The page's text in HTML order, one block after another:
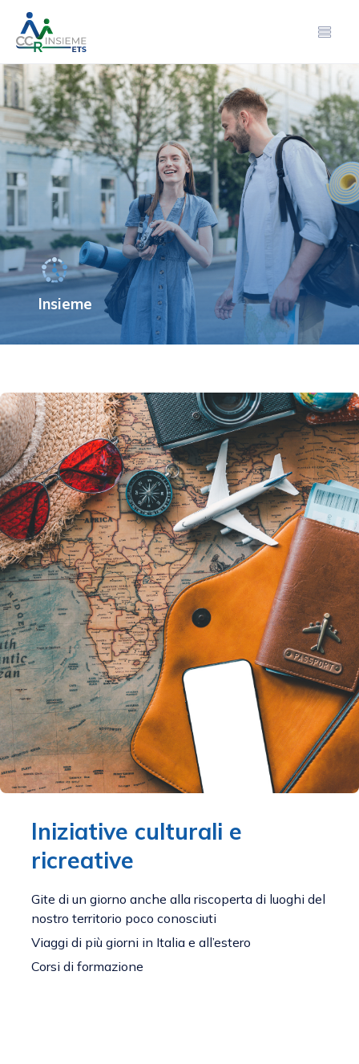
Insieme
Iniziative culturali e
ricreative
Gite di un giorno anche alla riscoperta di luoghi del
nostro territorio poco conosciuti
Viaggi di più giorni in Italia e all’estero
Corsi di formazione